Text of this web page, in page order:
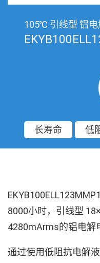
105℃ 引线型 铝电
长寿命 低
8000小时，引线型
4280mArms的铝电解
通过使用低阻抗电解